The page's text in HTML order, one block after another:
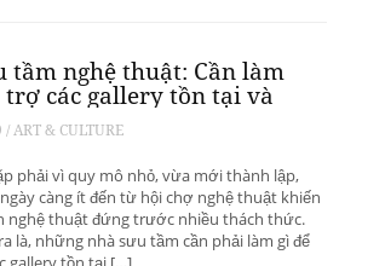
tầm nghệ thuật: Cần làm
trợ các gallery tồn tại và
– Phần 1
ART & CULTURE
phải vì quy mô nhỏ, vừa mới thành lập,
càng ít đến từ hội chợ nghệ thuật khiến
nghệ thuật đứng trước nhiều thách thức.
là, những nhà sưu tầm cần phải làm gì để